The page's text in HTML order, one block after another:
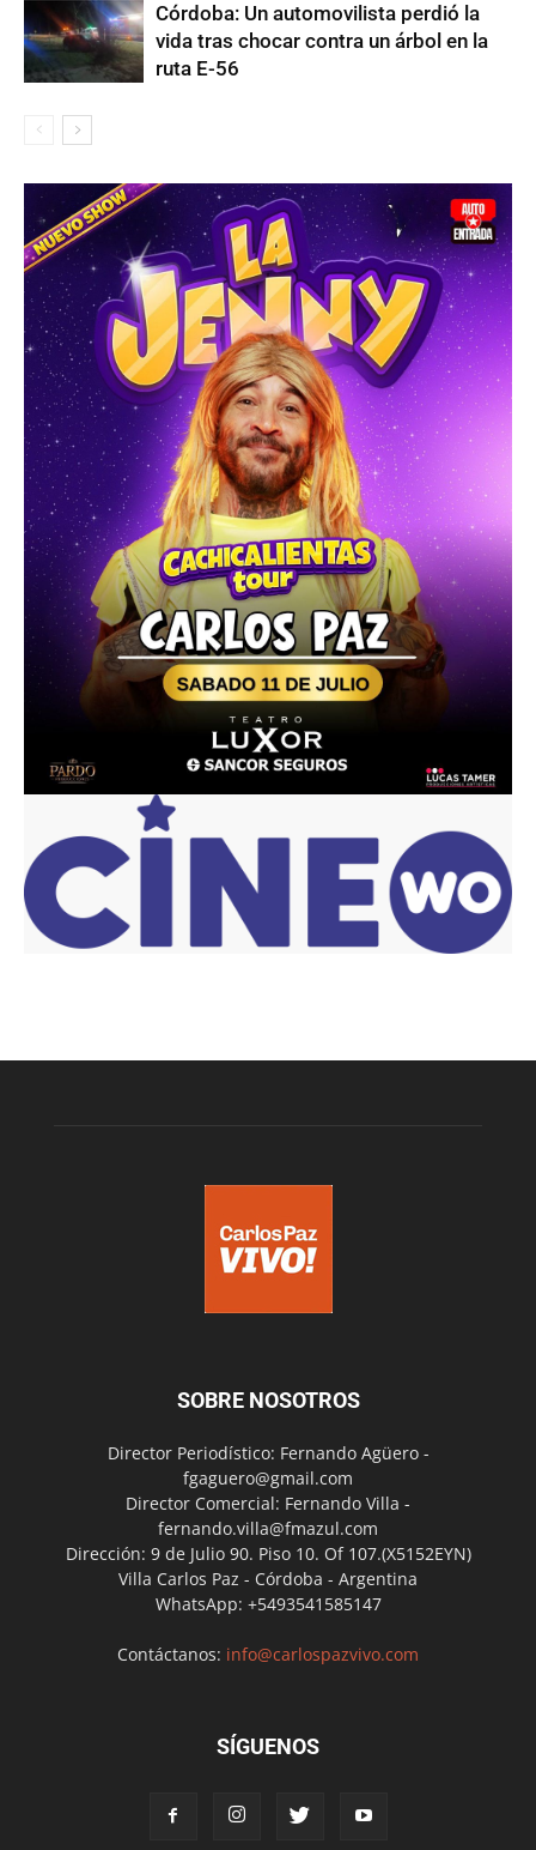
Córdoba: Un automovilista perdió la
vida tras chocar contra un árbol en la
ruta E-56
SOBRE NOSOTROS
Director Periodístico: Fernando Agüero -
fgaguero@gmail.com
Director Comercial: Fernando Villa -
fernando.villa@fmazul.com
Dirección: 9 de Julio 90. Piso 10. Of 107.(X5152EYN)
Villa Carlos Paz - Córdoba - Argentina
WhatsApp: +5493541585147
Contáctanos: info@carlospazvivo.com
SÍGUENOS